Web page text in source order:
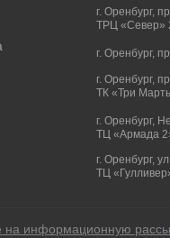
на информационную
г. Оренбург,
ТРЦ «Север»
г. Оренбург,
ТК «Три
г. Оренбург,
ТЦ «Армада
г. Оренбург,
ТЦ
г. Оренбург,